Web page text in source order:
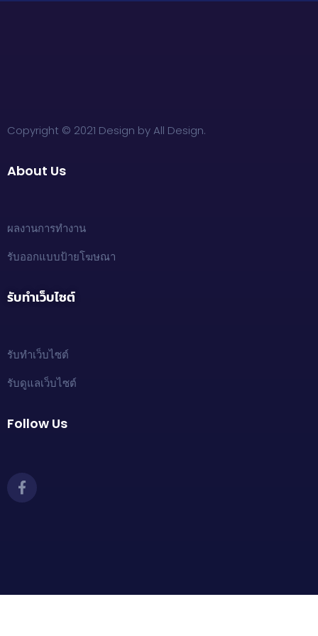
Copyright © 2021 Design by All Design.
About Us
ผลงานการทำงาน
รับออกแบบป้ายโฆษณา
รับทำเว็บไซต์
รับทำเว็บไซต์
รับดูแลเว็บไซต์
Follow Us